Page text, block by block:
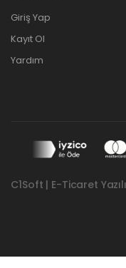
Giriş Yap
Kayıt Ol
Yardım
C1Soft | E-Ticaret